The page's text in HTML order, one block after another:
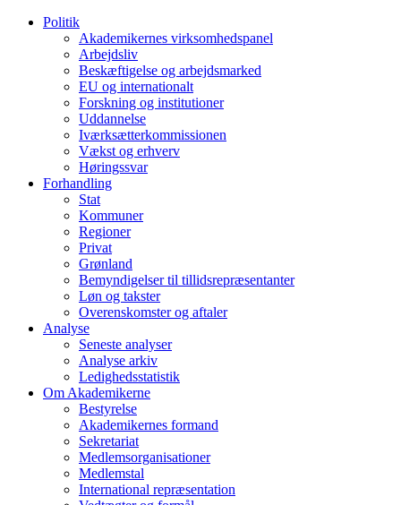
Politik
Akademikernes virksomhedspanel
Arbejdsliv
Beskæftigelse og arbejdsmarked
EU og internationalt
Forskning og institutioner
Uddannelse
Iværksætterkommissionen
Vækst og erhverv
Høringssvar
Forhandling
Stat
Kommuner
Regioner
Privat
Grønland
Bemyndigelser til tillidsrepræsentanter
Løn og takster
Overenskomster og aftaler
Analyse
Seneste analyser
Analyse arkiv
Ledighedsstatistik
Om Akademikerne
Bestyrelse
Akademikernes formand
Sekretariat
Medlemsorganisationer
Medlemstal
International repræsentation